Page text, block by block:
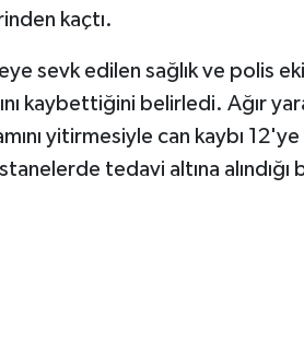
kaçtı.
sevk edilen sağlık ve polis
kaybettiğini belirledi. Ağır
yitirmesiyle can kaybı
tedavi altına alındığı